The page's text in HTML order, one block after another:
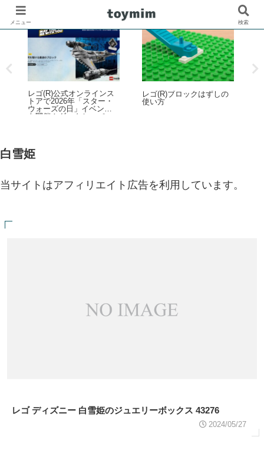
レゴ(R)公式オンラインス
トアで2026年「スター・
ウォーズの日」イベント
を開催！ダークセーバー
レゴ(R)ブロックはずしの
使い方
白雪姫
当サイトはアフィリエイト広告を利用しています。
レゴ ディズニー 白雪姫のジュエリーボックス 43276
2024/05/27
メニュー 検索